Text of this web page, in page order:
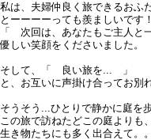
私は、夫婦仲良く旅できるおふ
とーーーーっても羨ましいです
「 次回は、あなたもご主人と
優しい笑顔をくださいました。
そして、「 良い旅を... 」
と、お互いに声掛け合ってお別れ
そうそう...ひとりで静かに庭を
この旅で訪ねたどこの庭よりも、
生き物たちにも多く出合えて。。